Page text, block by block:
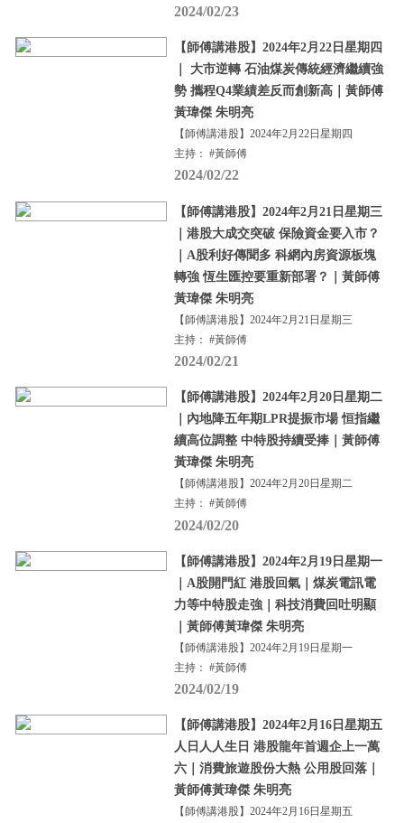
2024/02/23
【師傅講港股】2024年2月22日星期四
｜ 大市逆轉 石油煤炭傳統經濟繼續強
勢 攜程Q4業績差反而創新高｜黃師傅
黃瑋傑 朱明亮
【師傅講港股】2024年2月22日星期四
主持： #黃師傅
2024/02/22
【師傅講港股】2024年2月21日星期三
｜港股大成交突破 保險資金要入市？
｜A股利好傳聞多 科網內房資源板塊
轉強 恆生匯控要重新部署？｜黃師傅
黃瑋傑 朱明亮
【師傅講港股】2024年2月21日星期三
主持： #黃師傅
2024/02/21
【師傅講港股】2024年2月20日星期二
｜內地降五年期LPR提振市場 恒指繼
續高位調整 中特股持續受捧｜黃師傅
黃瑋傑 朱明亮
【師傅講港股】2024年2月20日星期二
主持： #黃師傅
2024/02/20
【師傅講港股】2024年2月19日星期一
｜A股開門紅 港股回氣｜煤炭電訊電
力等中特股走強｜科技消費回吐明顯
｜黃師傅黃瑋傑 朱明亮
【師傅講港股】2024年2月19日星期一
主持： #黃師傅
2024/02/19
【師傅講港股】2024年2月16日星期五
人日人人生日 港股龍年首週企上一萬
六｜消費旅遊股份大熱 公用股回落｜
黃師傅黃瑋傑 朱明亮
【師傅講港股】2024年2月16日星期五